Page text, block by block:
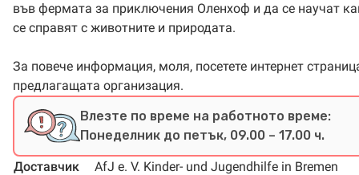
във фермата за приключения Оленхоф и да се научат
се справят с животните и природата.
За повече информация, моля, посетете интернет
предлагащата организация.
Влезте по време на работното време:
Понеделник до петък, 09.00 – 17.00 ч.
Доставчик
AfJ e. V. Kinder- und Jugendhilfe in Bremen